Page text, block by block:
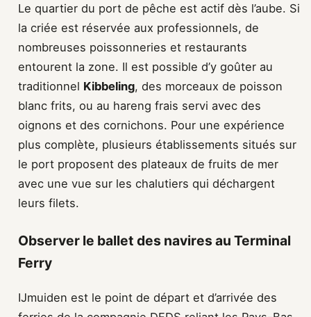
Le quartier du port de pêche est actif dès l’aube. Si
la criée est réservée aux professionnels, de
nombreuses poissonneries et restaurants
entourent la zone. Il est possible d’y goûter au
traditionnel Kibbeling, des morceaux de poisson
blanc frits, ou au hareng frais servi avec des
oignons et des cornichons. Pour une expérience
plus complète, plusieurs établissements situés sur
le port proposent des plateaux de fruits de mer
avec une vue sur les chalutiers qui déchargent
leurs filets.
Observer le ballet des navires au Terminal
Ferry
IJmuiden est le point de départ et d’arrivée des